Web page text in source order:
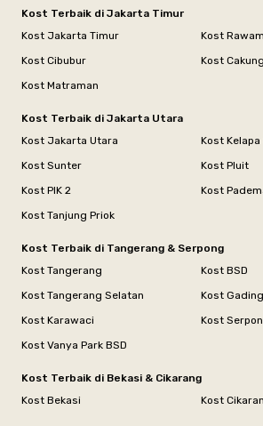
Kost Terbaik di Jakarta Timur
Kost Jakarta Timur
Kost
Kost Cibubur
Kost Cakung
Kost Matraman
Kost Terbaik di Jakarta Utara
Kost Jakarta Utara
Kost
Kost Sunter
Kost Pluit
Kost PIK 2
Kost
Kost Tanjung Priok
Kost Terbaik di Tangerang & Serpong
Kost Tangerang
Kost BSD
Kost Tangerang Selatan
Kost
Kost Karawaci
Kost
Kost Vanya Park BSD
Kost Terbaik di Bekasi & Cikarang
Kost Bekasi
Kost